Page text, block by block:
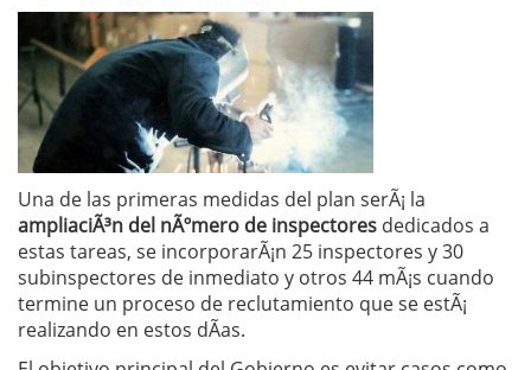
Una de las primeras medidas del plan serÃ¡ la
ampliaciÃ³n del nÃºmero de inspectores dedicados a
estas tareas, se incorporarÃ¡n 25 inspectores y 30
subinspectores de inmediato y otros 44 mÃ¡s cuando
termine un proceso de reclutamiento que se estÃ¡
realizando en estos dÃ­as.